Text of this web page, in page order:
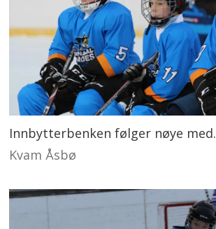
Innbytterbenken følger nøye med.
Kvam Åsbø